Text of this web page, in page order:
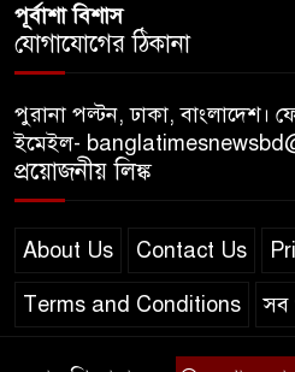
পূর্বাশা বিশাস
যোগাযোগের ঠিকানা
পুরানা পল্টন, ঢাকা,
ইমেইল-
প্রয়োজনীয় লিঙ্ক
About Us Contact Us
Terms and Conditions সব